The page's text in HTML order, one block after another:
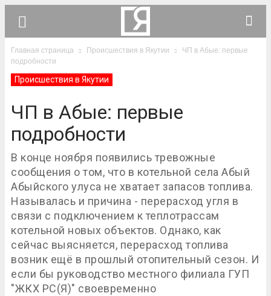
Главная страница Происшествия в Якутии
ЧП в Абые: первые
подробности
Происшествия в Якутии
ЧП в Абые: первые
подробности
В конце ноября появились тревожные
сообщения о том, что в котельной села Абый
Абыйского улуса не хватает запасов топлива.
Называлась и причина - перерасход угля в
связи с подключением к теплотрассам
котельной новых объектов. Однако, как
сейчас выясняется, перерасход топлива
возник ещё в прошлый отопительный сезон. И
если бы руководство местного филиала ГУП
"ЖКХ РС(Я)" своевременно